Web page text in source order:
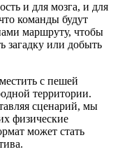
и для мозга, и для
команды будут
маршруту, чтобы
загадку или добыть
с пешей
территории.
сценарий, мы
физические
может стать